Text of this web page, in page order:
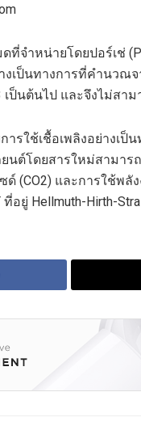
ที่จำหน่ายโดยปอร์เช่ (
งเป็นทางการที่คำนวณ
เป็นต้นไป และจึงไม่สาม
ารใช้เชื้อเพลิงอย่างเป็
นต์โดยสารใหม่สามาร
ด์ (CO2) และการใช้พลั
ที่อยู่ Hellmuth-Hirth-